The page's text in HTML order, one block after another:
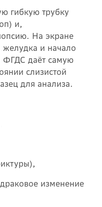
гибкую трубку
и,
На экране
и начало
ФГДС даёт самую
слизистой
для анализа.
изменение